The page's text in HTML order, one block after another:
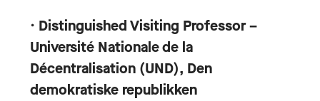
• Distinguished Visiting Professor –
Université Nationale de la
Décentralisation (UND), Den
demokratiske republikken